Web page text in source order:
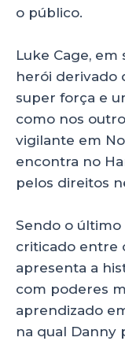
o público.
Luke Cage,
herói derivado
super força e
como nos
vigilante em
encontra no
pelos direitos
Sendo o último
criticado entre
apresenta a
com poderes
aprendizado
na qual Danny